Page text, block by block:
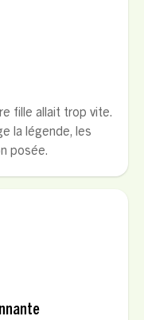
fille allait trop vite.
la légende, les
posée.